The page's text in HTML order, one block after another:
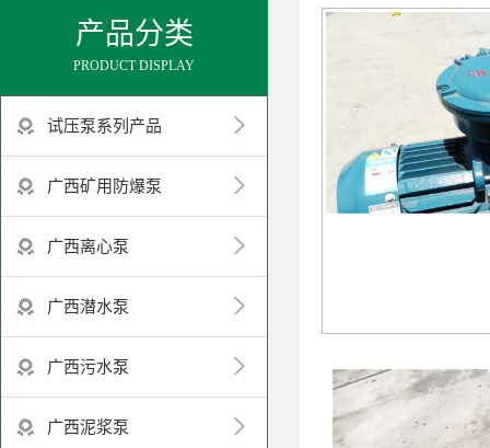
产品分类
PRODUCT DISPLAY
试压泵系列产品
广西矿用防爆泵
广西离心泵
广西潜水泵
广西污水泵
广西泥浆泵